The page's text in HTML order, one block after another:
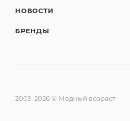
НОВОСТИ
БРЕНДЫ
2009-2026 © Модный возраст